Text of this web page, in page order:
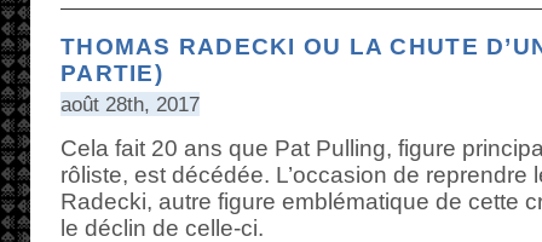
THOMAS RADECKI OU LA CHUTE
PARTIE)
août 28th, 2017
Cela fait 20 ans que Pat Pulling, figure
rôliste, est décédée. L’occasion de reprendre
Radecki, autre figure emblématique de cette
le déclin de celle-ci.